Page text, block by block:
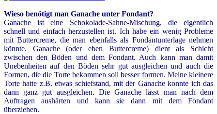
Wieso benötigt man Ganache unter Fondant?
Ganache ist eine Schokolade-Sahne-Mischung, die eigentlich
schnell und einfach herzustellen ist. Ich habe ein wenig Probleme
mit Buttercreme, die man ebenfalls als Fondantunterlage nehmen
könnte. Ganache (oder eben Buttercreme) dient als Schicht
zwischen den Böden und dem Fondant. Auch kann man damit
Unebenheiten auf den Böden sehr gut ausgleichen und auch die
Formen, die die Torte bekommen soll besser formen. Meine kleinere
Torte hatte z.B. etwas schiefstand, mit der Ganache konnte ich das
dann ganz gut ausgleichen. Die Ganache lässt man nach dem
Auftragen aushärten und kann sie dann mit dem Fondant
überziehen.